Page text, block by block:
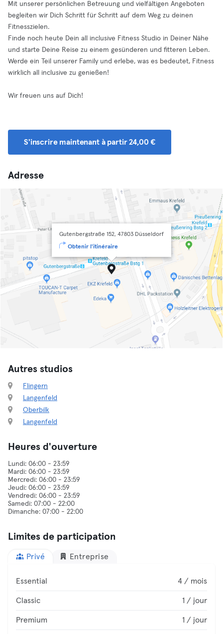
Mit unserer persönlichen Betreuung und vielfältigen Angeboten
begleiten wir Dich Schritt für Schritt auf dem Weg zu deinen
Fitnesszielen.
Finde noch heute Dein all inclusive Fitness Studio in Deiner Nähe
und starte Deine Reise zu einem gesünderen und fitteren Leben.
Werde ein Teil unserer Family und erlebe, was es bedeutet, Fitness
wirklich all inclusive zu genießen!
Wir freuen uns auf Dich!
S'inscrire maintenant à partir 24,00 €
Adresse
Gutenbergstraße 152, 47803 Düsseldorf
Obtenir l'itinéraire
Autres studios
Flingern
Langenfeld
Oberbilk
Langenfeld
Heures d'ouverture
Lundi: 06:00 - 23:59
Mardi: 06:00 - 23:59
Mercredi: 06:00 - 23:59
Jeudi: 06:00 - 23:59
Vendredi: 06:00 - 23:59
Samedi: 07:00 - 22:00
Limites de participation
Privé Entreprise
Essential 4 / mois
Classic 1 / jour
Premium 1 / jour